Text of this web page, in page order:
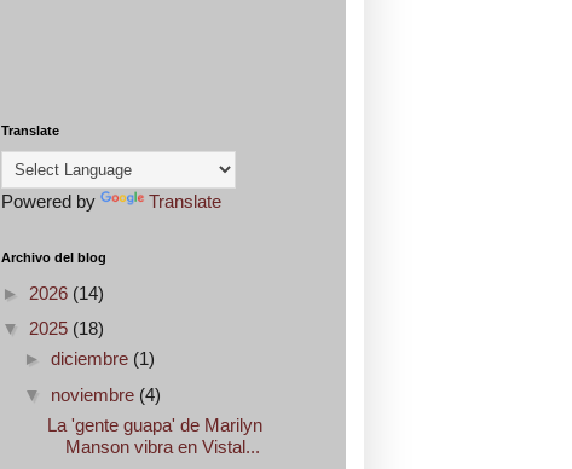
Translate
Powered by Translate
Archivo del blog
► 2026 (14)
▼ 2025 (18)
► diciembre (1)
▼ noviembre (4)
La 'gente guapa' de Marilyn
Manson vibra en Vistal...